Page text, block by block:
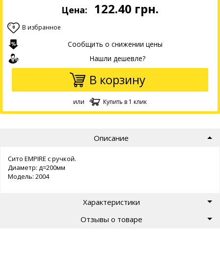
Цена: 122.40 грн.
0 В избранное
Сообщить о снижении цены
Нашли дешевле?
В корзину
или Купить в 1 клик
Описание
Сито EMPIRE с ручкой.
Диаметр: д=200мм
Модель: 2004
Характеристики
Отзывы о товаре